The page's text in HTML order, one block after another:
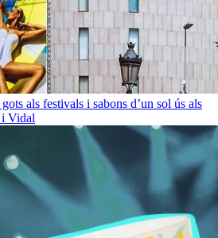
als festivals i sabons d’un sol ús als
Vidal